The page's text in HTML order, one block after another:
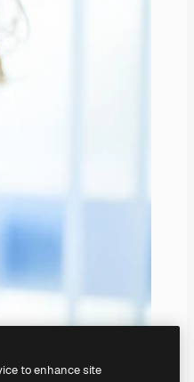
to enhance site